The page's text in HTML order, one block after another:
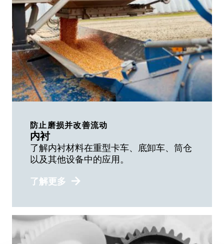
防止磨损并改善流动
内衬
了解内衬材料在重型卡车、底卸车、筒仓
以及其他设备中的应用。
了解更多